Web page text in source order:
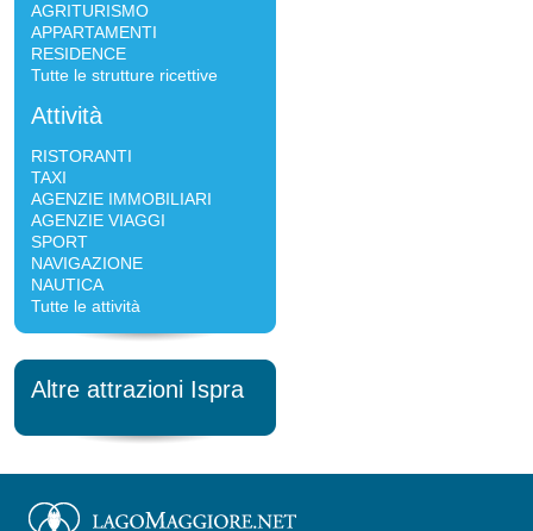
AGRITURISMO
APPARTAMENTI
RESIDENCE
Tutte le strutture ricettive
Attività
RISTORANTI
TAXI
AGENZIE IMMOBILIARI
AGENZIE VIAGGI
SPORT
NAVIGAZIONE
NAUTICA
Tutte le attività
Altre attrazioni Ispra